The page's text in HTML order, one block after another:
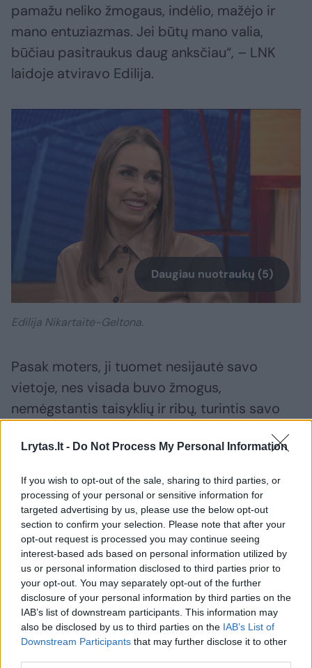
Lrytas.lt - Do Not Process My Personal Information
If you wish to opt-out of the sale, sharing to third parties, or
processing of your personal or sensitive information for
targeted advertising by us, please use the below opt-out
section to confirm your selection. Please note that after your
opt-out request is processed you may continue seeing
interest-based ads based on personal information utilized by
us or personal information disclosed to third parties prior to
your opt-out. You may separately opt-out of the further
disclosure of your personal information by third parties on the
IAB’s list of downstream participants. This information may
also be disclosed by us to third parties on the IAB’s List of
Downstream Participants that may further disclose it to other
pamažu neliko žmogaus, indėlio, mažėjo ir
mano entuziazmas. Jei būtų mano valia,
būčiau pasitraukus daug anksčiau“, – LNK
laidoje atviravo Edilija.
Daugiau nuotraukų (5)
Edilija Nikartaitė-Geltona.
Pasak moters, ji tuomet nesijautė savo
vietoje, nes visada buvo žmogus,
nemėgstantis taisyklių ir ribų, turintis savo
dusino.
„Įsivaizduojate, hitas „Galima“ vis dar
populiarus, bet man, kaip atlikėjai, jis
nepriklauso, aš tiesiog padėjau jį paleisti į
gyvenimą, ir tiek“, – sako praeityje garsi
dainininkė.
„Anksčiau sakiau: atsikandau ir tikrai negrįšiu į
tuos laikus. Bet dabar jau brandžiau